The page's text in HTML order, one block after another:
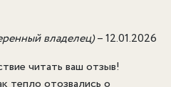
владелец)–12.01.2026
читать ваш отзыв!